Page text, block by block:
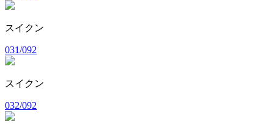
スイクン
031/092
スイクン
032/092